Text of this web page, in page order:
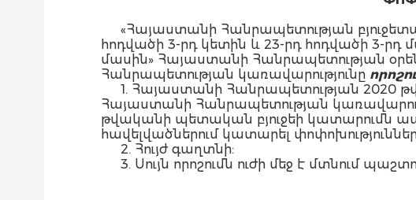
«Հայաստանի Հանրապետության
հոդվածի 3-րդ կետին և 23-րդ հոդվածի 3-
մասին» Հայաստանի Հանրապետության
Հանրապետության կառավարությունը
1. Հայաստանի Հանրապետության 2020
Հայաստանի Հանրապետության
թվականի պետական բյուջեի կատարումն
հավելվածներում կատարել
2. Հույժ գաղտնի:
3. Սույն որոշումն ուժի մեջ է մտնում